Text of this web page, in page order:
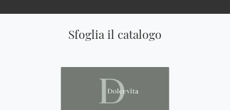
Sfoglia il catalogo